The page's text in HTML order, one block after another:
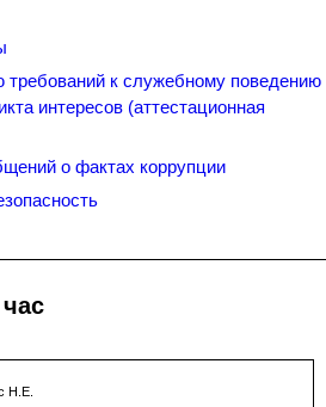
к служебному поведению
интересов (аттестационная
о фактах коррупции
Н.Е.